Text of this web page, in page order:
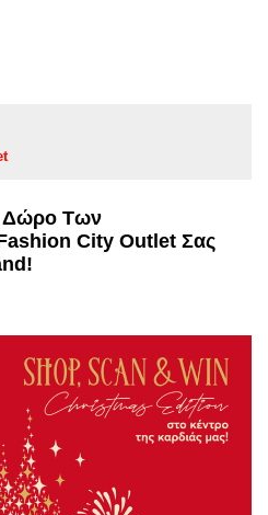
Δώρο Των
City Outlet Σας